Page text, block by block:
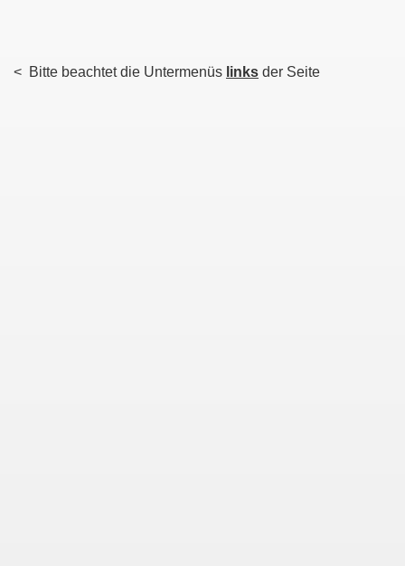
< Bitte beachtet die Untermenüs links der Seite